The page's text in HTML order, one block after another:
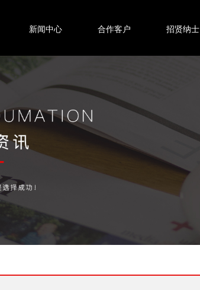
新闻中心 合作客户 招贤纳士